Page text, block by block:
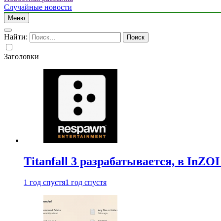
Случайные новости
Меню
Найти:
Заголовки
Titanfall 3 разрабатывается, в
1 год спустя1 год спустя